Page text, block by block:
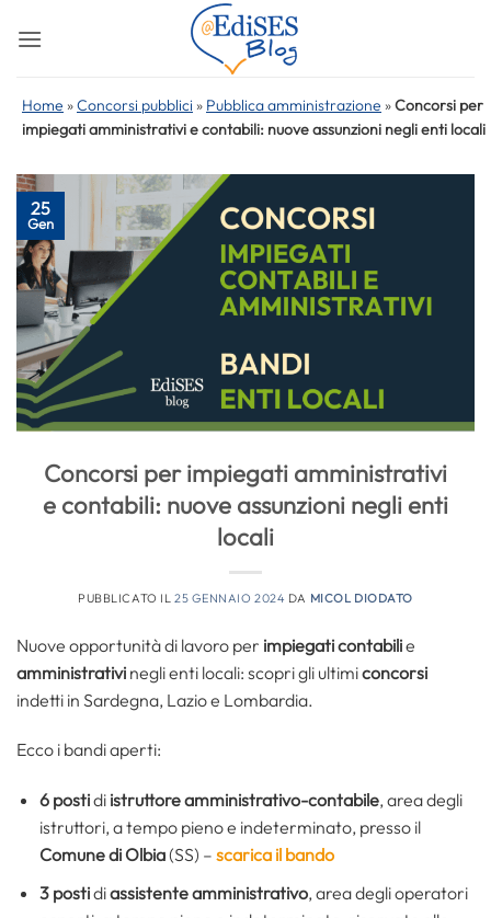
Home »Concorsi pubblici » Pubblica amministrazione »Concorsi per
impiegati amministrativi e contabili: nuove assunzioni negli enti locali
25
Gen
Concorsi per impiegati amministrativi
e contabili: nuove assunzioni negli enti
locali
PUBBLICATO IL 25 GENNAIO 2024 DA MICOL DIODATO
Nuove opportunità di lavoro per impiegati contabilie
amministrativi negli enti locali: scopri gli ultimiconcorsi
indetti in Sardegna, Lazio e Lombardia.
Ecco i bandi aperti:
6 postidi istruttore amministrativo-contabile, area degli
istruttori, a tempo pieno e indeterminato, presso il
Comune di Olbia(SS) – scarica il bando
3 postidiassistente amministrativo, area degli operatori